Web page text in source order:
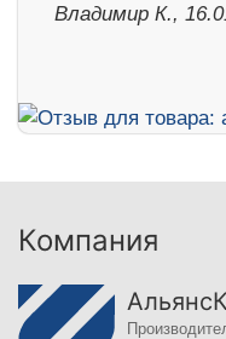
Владимир К.,
Компания